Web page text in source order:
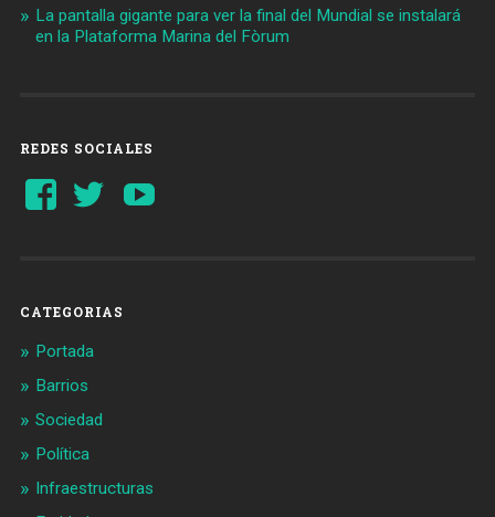
La pantalla gigante para ver la final del Mundial se instalará
en la Plataforma Marina del Fòrum
REDES SOCIALES
Ver
perfil
Ver
perfil
CATEGORIAS
Portada
Barrios
Sociedad
Política
Infraestructuras